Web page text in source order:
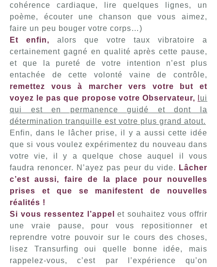
cohérence cardiaque, lire quelques lignes, un
poème, écouter une chanson que vous aimez,
faire un peu bouger votre corps…)
Et enfin, alors que votre taux vibratoire a
certainement gagné en qualité après cette pause,
et que la pureté de votre intention n’est plus
entachée de cette volonté vaine de contrôle,
remettez vous à marcher vers votre but et
voyez le pas que propose votre Observateur,
ui
qui est en permanence guidé et dont la
détermination tranquille est votre plus grand atout.
Enfin, dans le lâcher prise, il y a aussi cette idée
que si vous voulez expérimentez du nouveau dans
votre vie, il y a quelque chose auquel il vous
faudra renoncer. N’ayez pas peur du vide.
Lâcher
c’est aussi, faire de la place pour nouvelles
prises et que se manifestent de nouvelles
réalités !
Si vous ressentez l’appelet souhaitez vous offrir
une vraie pause, pour vous repositionner et
reprendre votre pouvoir sur le cours des choses,
lisez Transurfing oui quelle bonne idée, mais
rappelez-vous, c’est par l’expérience qu’on